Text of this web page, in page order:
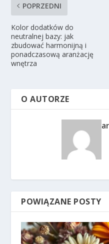
POPRZEDNI
Kolor dodatków do
neutralnej bazy: jak
zbudować harmonijną i
ponadczasową aranżację
wnętrza
O AUTORZE
POWIĄZANE POSTY